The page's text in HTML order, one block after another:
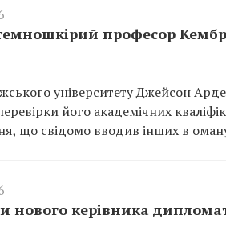
професор
університету Джейсон
його академічних
що свідомо вводив інших в
керівника